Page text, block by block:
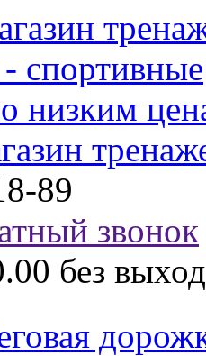
89
звонок
без